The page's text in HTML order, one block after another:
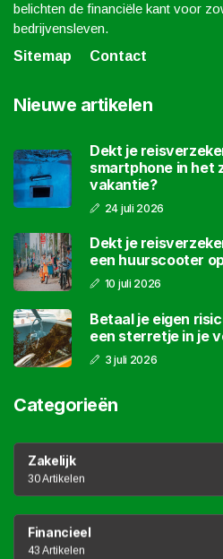
belichten de financiële kant voor
bedrijvensleven.
Sitemap
Contact
Nieuwe artikelen
Dekt je
smartphone in het
vakantie?
24 juli 2026
Dekt je
een huurscooter
10 juli 2026
Betaal je eigen
een sterretje in je
3 juli 2026
Categorieën
Zakelijk
30 Artikelen
Financieel
43 Artikelen